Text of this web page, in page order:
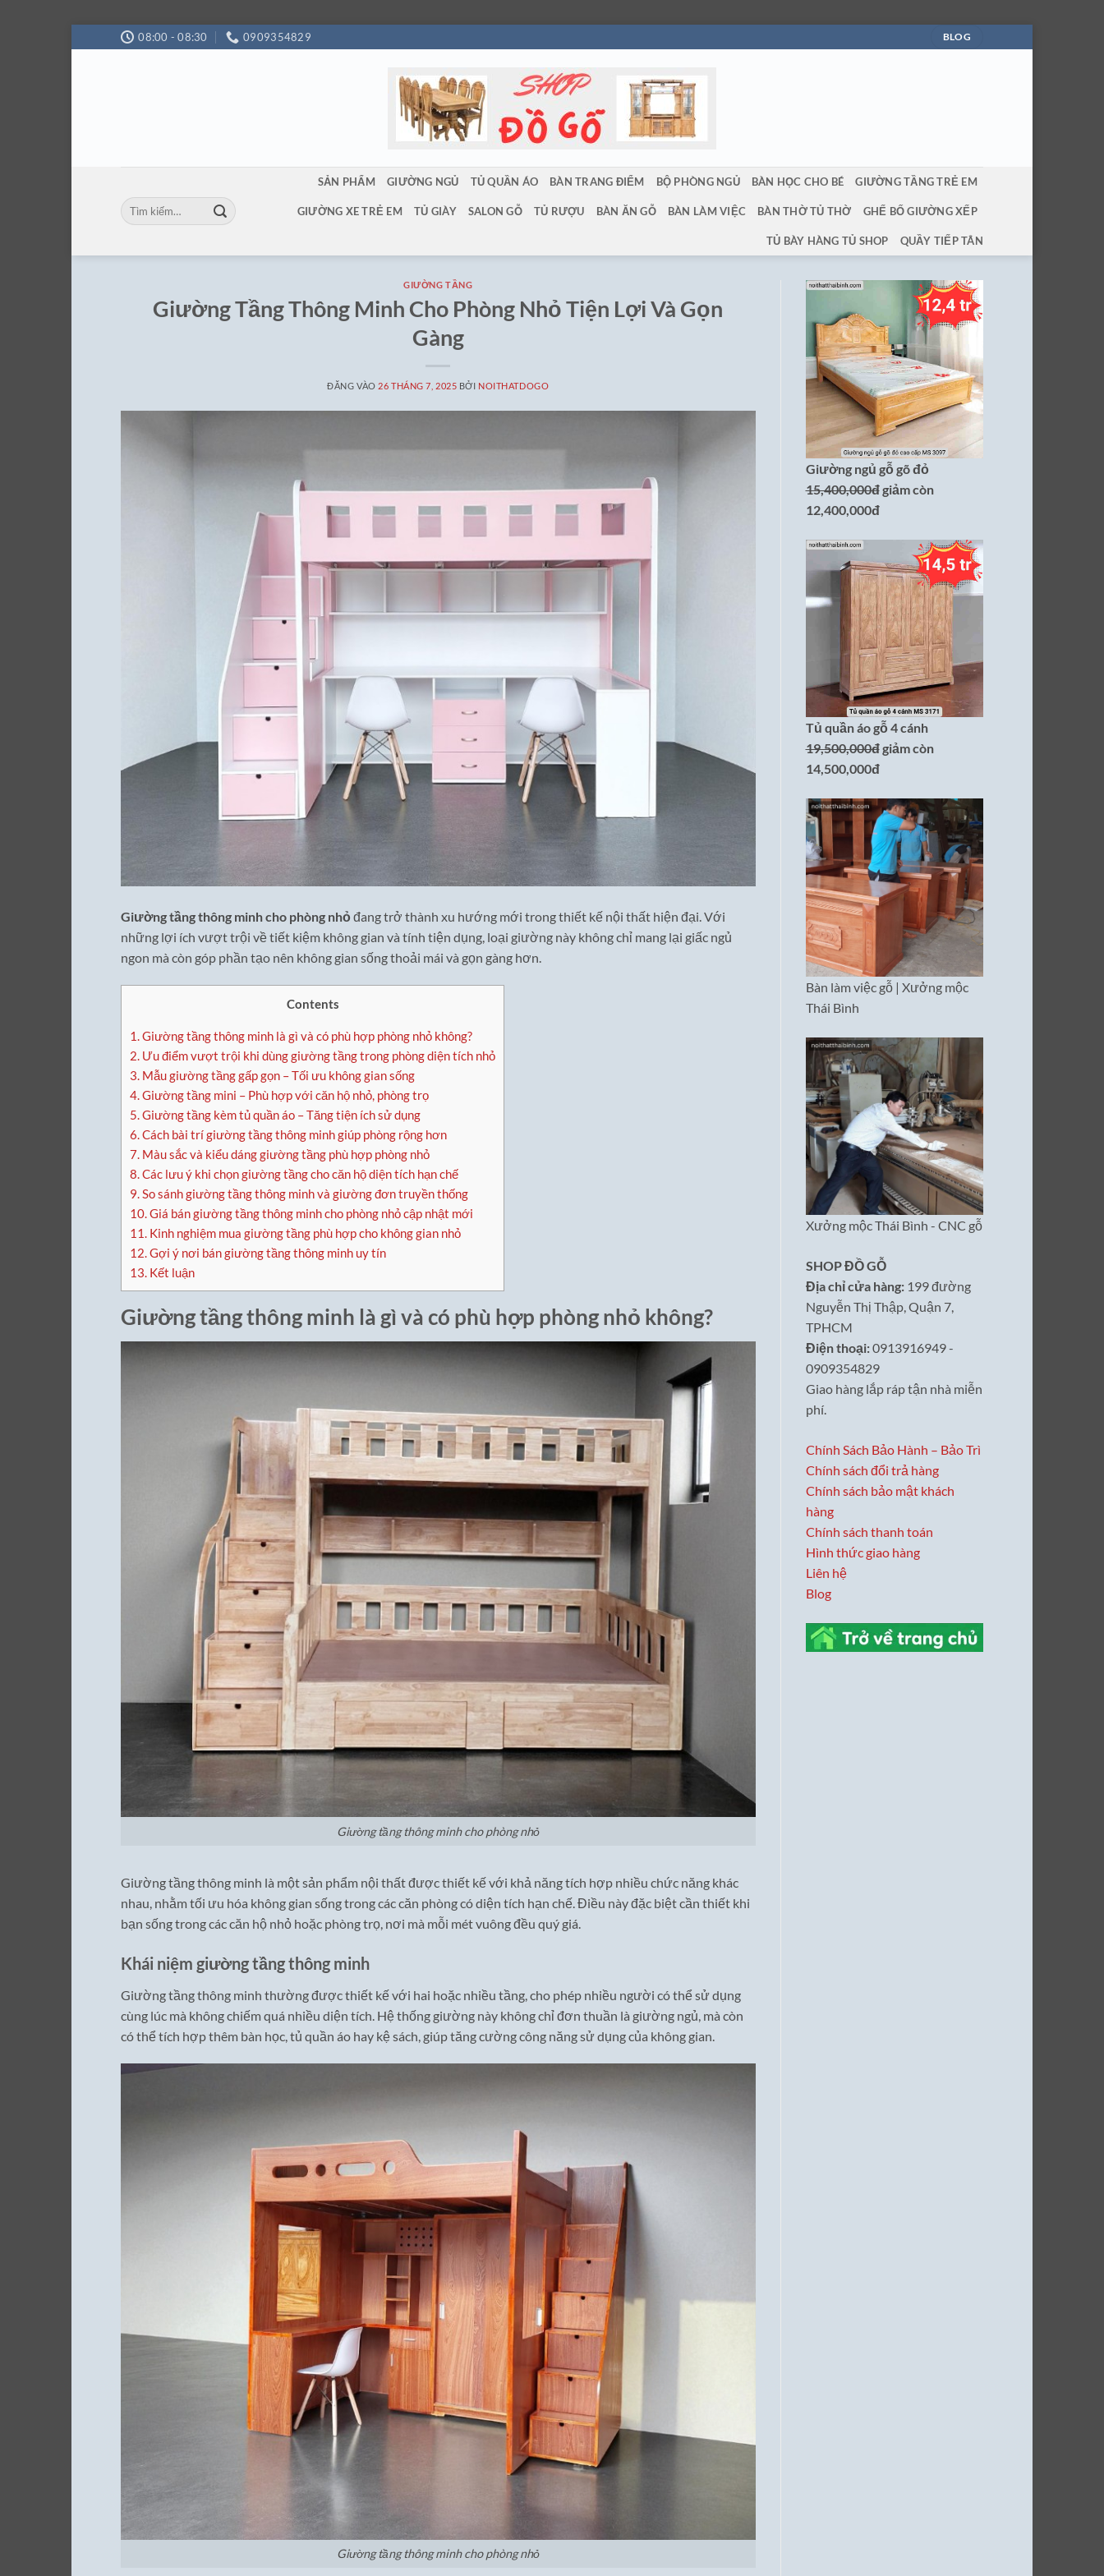
qua
08:00 - 08:30 0909354829 BLOG
Tìm
kiếm:
SẢN PHẨM GIƯỜNG NGỦ TỦ QUẦN ÁO BÀN TRANG ĐIỂM BỘ PHÒNG NGỦ BÀN HỌC CHO BÉ GIƯỜNG TẦNG TRẺ EM
GIƯỜNG XE TRẺ EM TỦ GIÀY SALON GỖ TỦ RƯỢU BÀN ĂN GỖ BÀN LÀM VIỆC BÀN THỜ TỦ THỜ GHẾ BỐ GIƯỜNG XẾP
TỦ BÀY HÀNG TỦ SHOP QUẦY TIẾP TÂN
GIƯỜNG TẦNG
Giường Tầng Thông Minh Cho Phòng Nhỏ Tiện Lợi Và Gọn
Gàng
ĐĂNG VÀO 26 THÁNG 7, 2025 BỞI NOITHATDOGO
Giường tầng thông minh cho phòng nhỏ đang trở thành xu hướng mới trong thiết kế nội thất hiện đại. Với
những lợi ích vượt trội về tiết kiệm không gian và tính tiện dụng, loại giường này không chỉ mang lại giấc ngủ
ngon mà còn góp phần tạo nên không gian sống thoải mái và gọn gàng hơn.
Contents
1.Giường tầng thông minh là gì và có phù hợp phòng nhỏ không?
2. Ưu điểm vượt trội khi dùng giường tầng trong phòng diện tích nhỏ
3. Mẫu giường tầng gấp gọn – Tối ưu không gian sống
4.Giường tầng mini – Phù hợp với căn hộ nhỏ, phòng trọ
5.Giường tầng kèm tủ quần áo – Tăng tiện ích sử dụng
6.Cách bài trí giường tầng thông minh giúp phòng rộng hơn
7. Màu sắc và kiểu dáng giường tầng phù hợp phòng nhỏ
8.Các lưu ý khi chọn giường tầng cho căn hộ diện tích hạn chế
9.So sánh giường tầng thông minh và giường đơn truyền thống
10.Giá bán giường tầng thông minh cho phòng nhỏ cập nhật mới
11. Kinh nghiệm mua giường tầng phù hợp cho không gian nhỏ
12.Gợi ý nơi bán giường tầng thông minh uy tín
13. Kết luận
Giường tầng thông minh là gì và có phù hợp phòng nhỏ không?
Giường tầng thông minh cho phòng nhỏ
Giường tầng thông minh là một sản phẩm nội thất được thiết kế với khả năng tích hợp nhiều chức năng khác
nhau, nhằm tối ưu hóa không gian sống trong các căn phòng có diện tích hạn chế. Điều này đặc biệt cần thiết khi
bạn sống trong các căn hộ nhỏ hoặc phòng trọ, nơi mà mỗi mét vuông đều quý giá.
Khái niệm giường tầng thông minh
Giường tầng thông minh thường được thiết kế với hai hoặc nhiều tầng, cho phép nhiều người có thể sử dụng
cùng lúc mà không chiếm quá nhiều diện tích. Hệ thống giường này không chỉ đơn thuần là giường ngủ, mà còn
có thể tích hợp thêm bàn học, tủ quần áo hay kệ sách, giúp tăng cường công năng sử dụng của không gian.
Giường tầng thông minh cho phòng nhỏ
Giường ngủ gỗ gõ đỏ
15,400,000đgiảm còn
12,400,000đ
Tủ quần áo gỗ 4 cánh
19,500,000đgiảm còn
14,500,000đ
Bàn làm việc gỗ | Xưởng mộc
Thái Bình
Xưởng mộc Thái Bình - CNC gỗ
SHOP ĐỒ GỖ
Địa chỉ cửa hàng:199 đường
Nguyễn Thị Thập, Quận 7,
TPHCM
Điện thoại:0913916949 -
0909354829
Giao hàng lắp ráp tận nhà miễn
phí.
Chính Sách Bảo Hành – Bảo Trì
Chính sách đổi trả hàng
Chính sách bảo mật khách
hàng
Chính sách thanh toán
Hình thức giao hàng
Liên hệ
Blog